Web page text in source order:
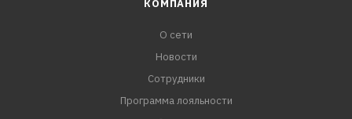
КОМПАНИЯ
О сети
Новости
Сотрудники
Программа лояльности